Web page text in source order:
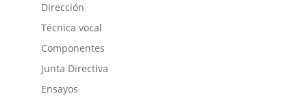
Dirección
Técnica vocal
Componentes
Junta Directiva
Ensayos